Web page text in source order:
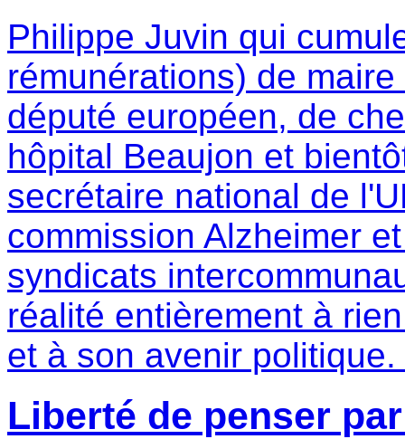
Philippe Juvin qui
rémunérations) de
député européen, de
hôpital Beaujon et
secrétaire national de
commission Alzheimer
syndicats
réalité entièrement à
et à son avenir politique.
Liberté de penser